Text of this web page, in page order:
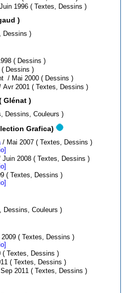
• Tome 5 : Les larmes du roi / Juin 1996 ( Textes, Dessins )
)
( Textes, Dessins )
• Tome 1 : Adieu Baron / Avr 1998 ( Dessins )
• Tome 2 : Samson / Avr 1999 ( Dessins )
• Tome 3 : Le comte de Charlant / Mai 2000 ( Dessins )
• Tome 4 : Julien Evaluation : / Avr 2001 ( Textes, Dessins )
Fer et le feu - Intégrale ( Glénat )
2009 ( Textes, Dessins, Couleurs )
( Glénat - Collection Grafica)
/ Mai 2007 ( Textes, Dessins )
/ Juin 2008 ( Textes, Dessins )
/ Juin 2009 ( Textes, Dessins )
2002 ( Textes, Dessins, Couleurs )
• Tome 1 : Octobre 1812 / Fév 2009 ( Textes, Dessins )
• Tome 2 : Novgora / Mar 2010 ( Textes, Dessins )
• Tome 3 : Paris 1820 / Mar 2011 ( Textes, Dessins )
• Tome 4 : Rue Saint-Honoré / Sep 2011 ( Textes, Dessins )